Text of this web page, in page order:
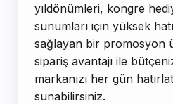
yıldönümleri, kongre
sunumları için yüksek
sağlayan bir promosyon
sipariş avantajı ile
markanızı her gün
sunabilirsiniz.